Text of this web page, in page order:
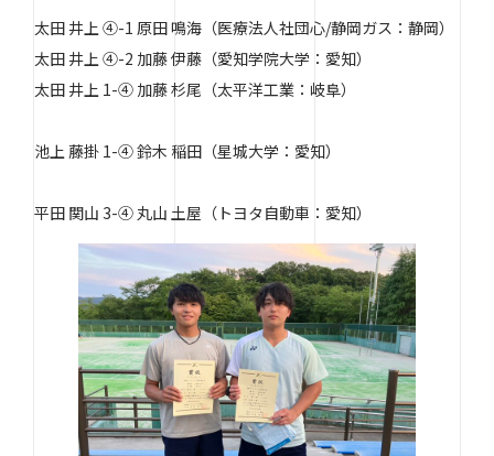
太田 井上 ④-1 原田 鳴海（医療法人社団心/静岡ガス：静岡）
太田 井上 ④-2 加藤 伊藤（愛知学院大学：愛知）
太田 井上 1-④ 加藤 杉尾（太平洋工業：岐阜）
池上 藤掛 1-④ 鈴木 稲田（星城大学：愛知）
平田 関山 3-④ 丸山 土屋（トヨタ自動車：愛知）